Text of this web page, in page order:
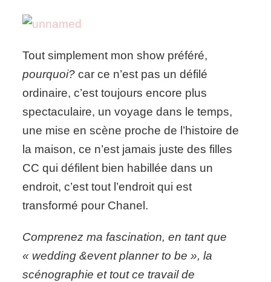
Tout simplement mon show préféré,
pourquoi? car ce n’est pas un défilé
ordinaire, c’est toujours encore plus
spectaculaire, un voyage dans le temps,
une mise en scène proche de l’histoire de
la maison, ce n’est jamais juste des filles
CC qui défilent bien habillée dans un
endroit, c’est tout l’endroit qui est
transformé pour Chanel.
Comprenez ma fascination, en tant que
« wedding &event planner to be », la
scénographie et tout ce travail de